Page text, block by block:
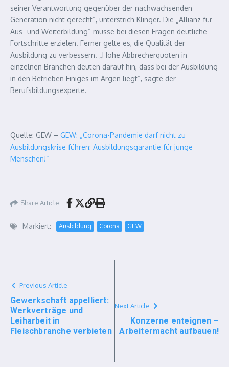
seiner Verantwortung gegenüber der nachwachsenden
Generation nicht gerecht“, unterstrich Klinger. Die „Allianz für
Aus- und Weiterbildung“ müsse bei diesen Fragen deutliche
Fortschritte erzielen. Ferner gelte es, die Qualität der
Ausbildung zu verbessern. „Hohe Abbrecherquoten in
einzelnen Branchen deuten darauf hin, dass bei der Ausbildung
in den Betrieben Einiges im Argen liegt“, sagte der
Berufsbildungsexperte.
Quelle: GEW – GEW: „Corona-Pandemie darf nicht zu
Ausbildungskrise führen: Ausbildungsgarantie für junge
Menschen!“
Share Article
Markiert: Ausbildung Corona GEW
Previous Article
Gewerkschaft appelliert:
Werkverträge und
Leiharbeit in
Fleischbranche verbieten
Next Article
Konzerne enteignen –
Arbeitermacht aufbauen!